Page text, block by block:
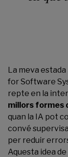
La meva
for Software
repte en la
millors formes
quan la IA pot
convé
per reduir
Aquesta idea